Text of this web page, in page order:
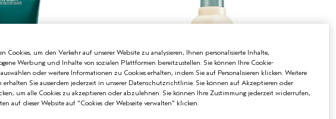
Cookies, um den Verkehr auf unserer Website zu analysieren, Ihnen personalisierte Inhalte,
Werbung und Inhalte von sozialen Plattformen bereitzustellen. Sie können Ihre Cookie-
oder weitere Informationen zu Cookies erhalten, indem Sie auf Personalisieren klicken. Weitere
erhalten Sie ausserdem jederzeit in unserer Datenschutzrichtlinie. Sie können auf Akzeptieren oder
um alle Cookies zu akzeptieren oder abzulehnen. Sie können Ihre Zustimmung jederzeit widerrufen,
auf dieser Website auf "Cookies der Webseite verwalten" klicken.